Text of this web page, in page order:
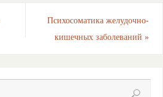
ni
b
o
k
ть
Психосоматика желудочно-
кишечных заболеваний»